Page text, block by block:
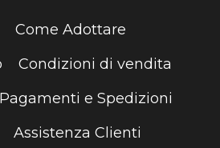
Come Adottare
Condizioni di vendita
Pagamenti e Spedizioni
Assistenza Clienti